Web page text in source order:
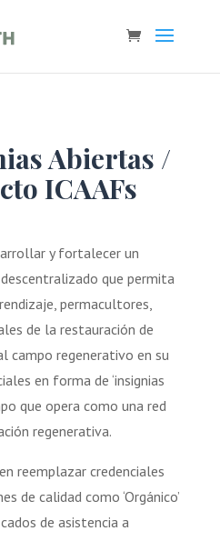
Abiertas /
ICAAFs
y fortalecer un
que permita
permacultores,
de la restauración de
campo regenerativo en su
en forma de ‘insignias
que opera como una red
regenerativa.
reemplazar credenciales
de calidad como ‘Orgánico’
de asistencia a